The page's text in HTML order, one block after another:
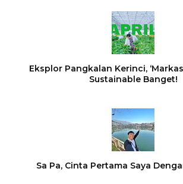
Eksplor Pangkalan Kerinci,
Sustainable Banget!
Sa Pa, Cinta Pertama Saya